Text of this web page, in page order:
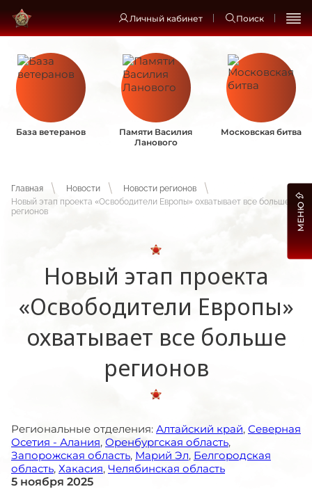
Личный кабинет Поиск
База ветеранов
Памяти Василия
Ланового
Московская битва
Главная Новости
Новости регионов
Новый этап проекта «Освободители Европы» охватывает все больше
регионов
Новый этап проекта
«Освободители Европы»
охватывает все больше
регионов
Региональные отделения: Алтайский край, Северная
Осетия - Алания, Оренбургская область,
Запорожская область, Марий Эл, Белгородская
область, Хакасия, Челябинская область
5 ноября 2025
МЕНЮ